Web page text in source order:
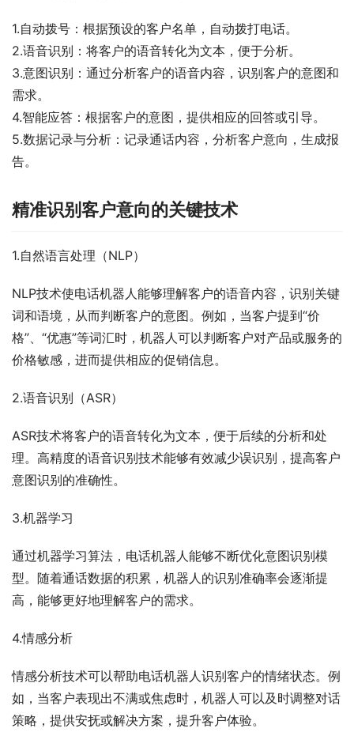
1.自动拨号：根据预设的客户名单，自动拨打电话。
2.语音识别：将客户的语音转化为文本，便于分析。
3.意图识别：通过分析客户的语音内容，识别客户的意图和
需求。
4.智能应答：根据客户的意图，提供相应的回答或引导。
5.数据记录与分析：记录通话内容，分析客户意向，生成报
告。
精准识别客户意向的关键技术
1.自然语言处理（NLP）
NLP技术使电话机器人能够理解客户的语音内容，识别关键
词和语境，从而判断客户的意图。例如，当客户提到“价
格”、“优惠”等词汇时，机器人可以判断客户对产品或服务的
价格敏感，进而提供相应的促销信息。
2.语音识别（ASR）
ASR技术将客户的语音转化为文本，便于后续的分析和处
理。高精度的语音识别技术能够有效减少误识别，提高客户
意图识别的准确性。
3.机器学习
通过机器学习算法，电话机器人能够不断优化意图识别模
型。随着通话数据的积累，机器人的识别准确率会逐渐提
高，能够更好地理解客户的需求。
4.情感分析
情感分析技术可以帮助电话机器人识别客户的情绪状态。例
如，当客户表现出不满或焦虑时，机器人可以及时调整对话
策略，提供安抚或解决方案，提升客户体验。